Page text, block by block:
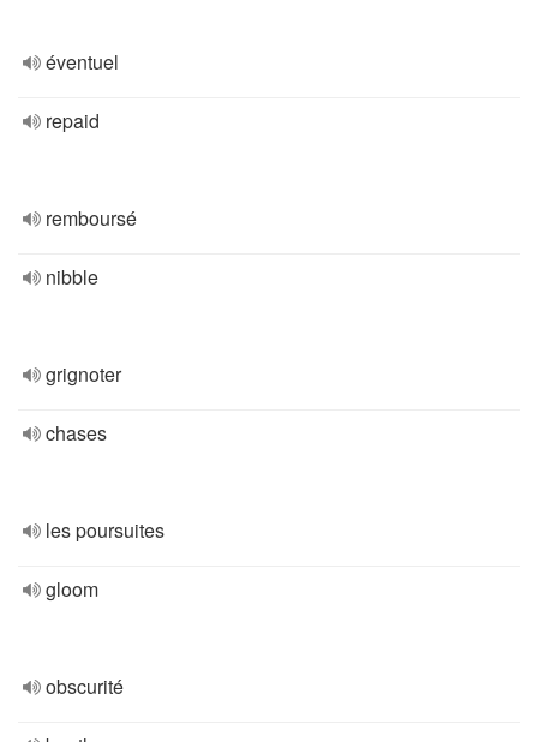
éventuel
repaid
remboursé
nibble
grignoter
chases
les poursuites
gloom
obscurité